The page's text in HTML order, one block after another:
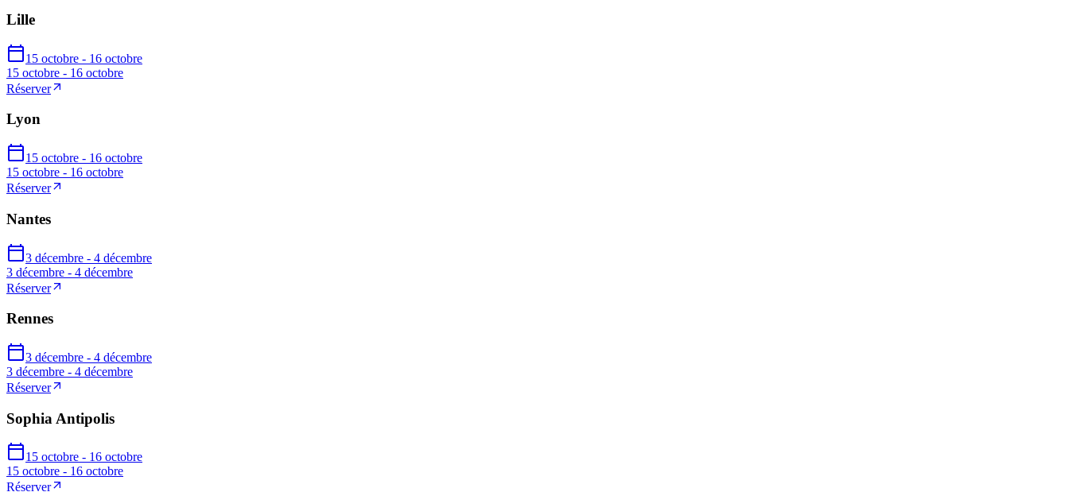
Lille
15 octobre - 16 octobre
15 octobre - 16 octobre
Réserver
Lyon
15 octobre - 16 octobre
15 octobre - 16 octobre
Réserver
Nantes
3 décembre - 4 décembre
3 décembre - 4 décembre
Réserver
Rennes
3 décembre - 4 décembre
3 décembre - 4 décembre
Réserver
Sophia Antipolis
15 octobre - 16 octobre
15 octobre - 16 octobre
Réserver